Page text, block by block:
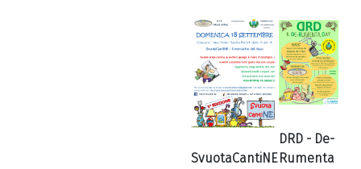
SvuotaCantiNE
DRD - De-
Rumenta